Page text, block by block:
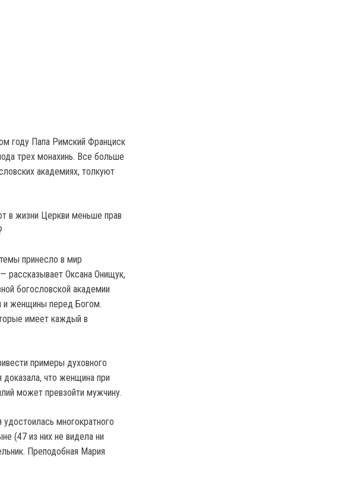
году Папа Римский Франциск
трех монахинь. Все больше
академиях, толкуют
в жизни Церкви меньше прав
принесло в мир
рассказывает Оксана Онищук,
богословской академии
и женщины перед Богом.
имеет каждый в
примеры духовного
что женщина при
может превзойти мужчину.
многократного
(47 из них не видела ни
Преподобная Мария